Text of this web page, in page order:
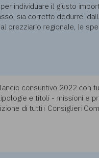
individuare il giusto
sia corretto dedurre,
prezziario regionale, le
consuntivo 2022 con
e titoli - missioni e
di tutti i Consiglieri